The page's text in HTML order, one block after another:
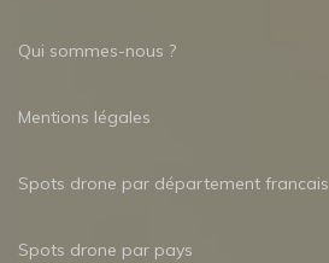
Qui sommes-nous ?
Mentions légales
Spots drone par département francais
Spots drone par pays